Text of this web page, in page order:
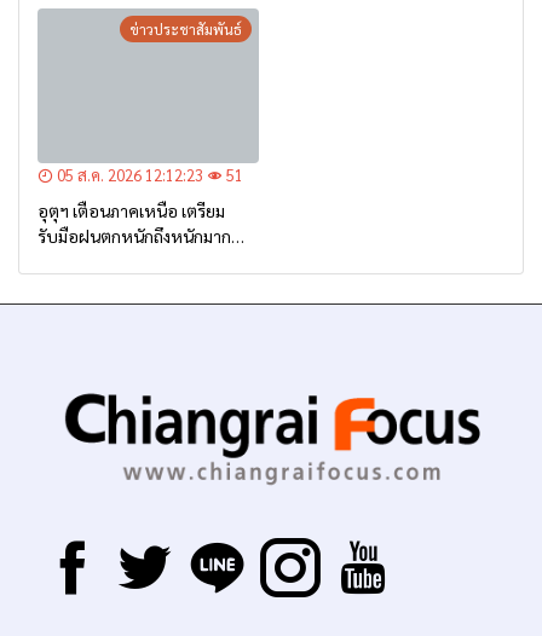
ข่าวประชาสัมพันธ์
05 ส.ค. 2026 12:12:23 51
อุตุฯ เตือนภาคเหนือ เตรียม
รับมือฝนตกหนักถึงหนักมาก